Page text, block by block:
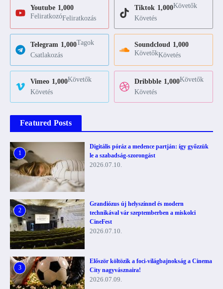
Youtube 1,000
FeliratkozóFeliratkozás
Tiktok 1,000Követők
Követés
Telegram 1,000Tagok
Csatlakozás
Soundcloud 1,000
KövetőkKövetés
Vimeo 1,000Követők
Követés
Dribbble 1,000Követők
Követés
Featured Posts
1
Digitális póráz a medence partján: így győzzük
le a szabadság-szorongást
2026.07.10.
2
Grandiózus új helyszínnel és modern
technikával vár szeptemberben a miskolci
CineFest
2026.07.10.
3
Először költözik a foci-világbajnokság a Cinema
City nagyvásznaira!
2026.07.09.